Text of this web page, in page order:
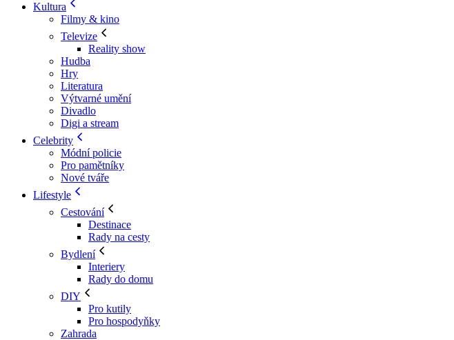
Kultura
Filmy & kino
Televize
Reality show
Hudba
Hry
Literatura
Výtvarné umění
Divadlo
Digi a stream
Celebrity
Módní policie
Pro pamětníky
Nové tváře
Lifestyle
Cestování
Destinace
Rady na cesty
Bydlení
Interiery
Rady do domu
DIY
Pro kutily
Pro hospodyňky
Zahrada